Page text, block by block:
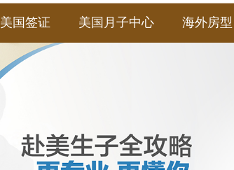
美国签证 美国月子中心 海外房型